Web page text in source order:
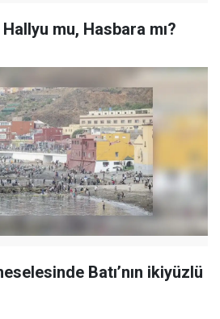
mu, Hasbara mı?
Batı’nın ikiyüzlü